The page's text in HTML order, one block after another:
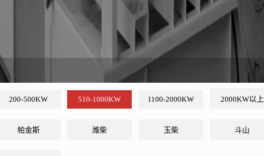
200-500KW 510-1000KW 1100-2000KW 2000KW以上
帕金斯 潍柴 玉柴 斗山